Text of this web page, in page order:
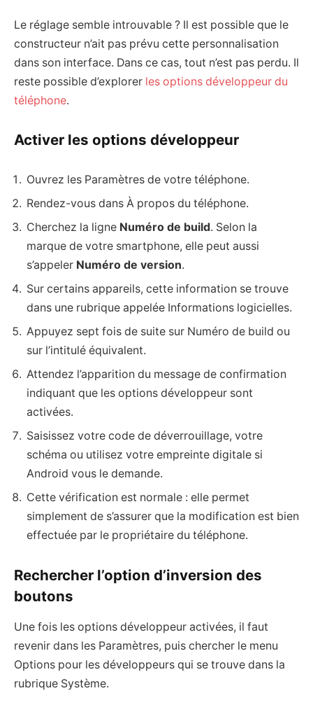
Le réglage semble introuvable ? Il est possible que le
constructeur n’ait pas prévu cette personnalisation
dans son interface. Dans ce cas, tout n’est pas perdu. Il
reste possible d’explorer les options développeur du
téléphone.
Activer les options développeur
Ouvrez les Paramètres de votre téléphone.
Rendez-vous dans À propos du téléphone.
Cherchez la ligne Numéro de build. Selon la
marque de votre smartphone, elle peut aussi
s’appeler Numéro de version.
Sur certains appareils, cette information se trouve
dans une rubrique appelée Informations logicielles.
Appuyez sept fois de suite sur Numéro de build ou
sur l’intitulé équivalent.
Attendez l’apparition du message de confirmation
indiquant que les options développeur sont
activées.
Saisissez votre code de déverrouillage, votre
schéma ou utilisez votre empreinte digitale si
Android vous le demande.
Cette vérification est normale : elle permet
simplement de s’assurer que la modification est bien
effectuée par le propriétaire du téléphone.
Rechercher l’option d’inversion des
boutons
Une fois les options développeur activées, il faut
revenir dans les Paramètres, puis chercher le menu
Options pour les développeurs qui se trouve dans la
rubrique Système.